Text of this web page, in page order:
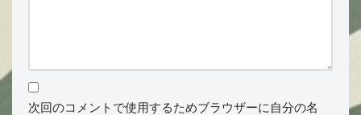
次回のコメントで使用するためブラウザーに自分の名